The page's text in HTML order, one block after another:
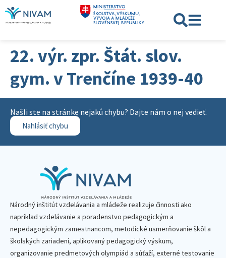
22. výr. zpr. Štát. slov.
gym. v Trenčíne 1939-40
Našli ste na stránke nejakú chybu? Dajte nám o nej vedieť.
Nahlásiť chybu
Národný inštitút vzdelávania a mládeže realizuje činnosti ako
napríklad vzdelávanie a poradenstvo pedagogickým a
nepedagogickým zamestnancom, metodické usmerňovanie škôl a
školských zariadení, aplikovaný pedagogický výskum,
organizovanie predmetových olympiád a súťaží, externé testovanie